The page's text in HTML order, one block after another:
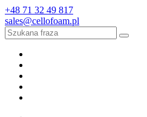
+48 71 32 49 817
sales@cellofoam.pl